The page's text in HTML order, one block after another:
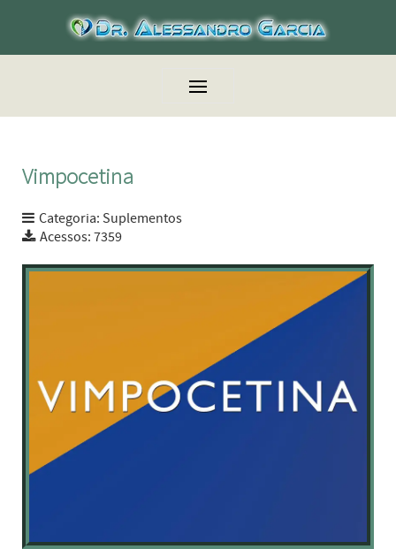
Vimpocetina
Categoria: Suplementos
Acessos: 7359